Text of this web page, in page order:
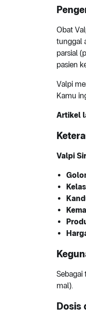
Obat
tunggal
parsial
pasien
Valpi
Kamu
Artikel
Valpi
Sebagai
mal).
Dosis